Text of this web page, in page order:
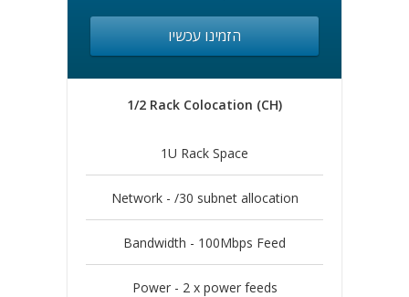
הזמינו עכשיו
1/2 Rack Colocation (CH)
1U Rack Space
Network - /30 subnet allocation
Bandwidth - 100Mbps Feed
Power - 2 x power feeds